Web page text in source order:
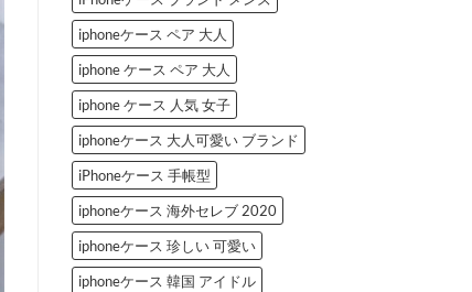
iphoneケース ペア 大人
iphone ケース ペア 大人
iphone ケース 人気 女子
iphoneケース 大人可愛い ブランド
iPhoneケース 手帳型
iphoneケース 海外セレブ 2020
iphoneケース 珍しい 可愛い
iphoneケース 韓国 アイドル